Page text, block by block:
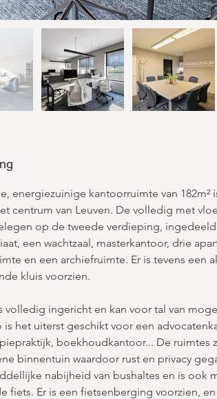
energiezuinige kantoorruimte van
centrum van Leuven. De volledig met
op de tweede verdieping,
een wachtzaal, masterkantoor, drie
en een archiefruimte. Er is tevens een
kluis voorzien.
volledig ingericht en kan voor tal van
is het uiterst geschikt voor een
boekhoudkantoor... De ruimtes
binnentuin waardoor rust en privacy
nabijheid van bushaltes en is ook
fiets. Er is een fietsenberging voorzien,